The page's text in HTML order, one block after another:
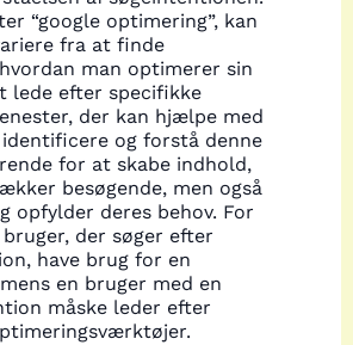
“google optimering”, kan
fra at finde
man optimerer sin
lede efter specifikke
der kan hjælpe med
og forstå denne
for at skabe indhold,
besøgende, men også
opfylder deres behov. For
der søger efter
have brug for en
en bruger med en
måske leder efter